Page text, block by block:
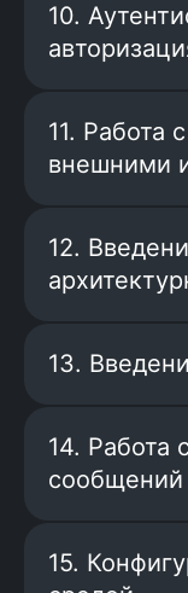
10.
11. Работа
внешними
12.
13.
14. Работа
сообщений
15.
Принцип
сразу в
На